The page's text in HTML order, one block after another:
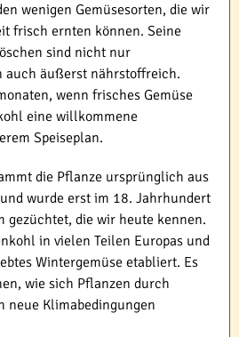
wenigen Gemüsesorten, die wir
frisch ernten können. Seine
sind nicht nur
auch äußerst nährstoffreich.
wenn frisches Gemüse
eine willkommene
Speiseplan.
die Pflanze ursprünglich aus
wurde erst im 18. Jahrhundert
gezüchtet, die wir heute kennen.
in vielen Teilen Europas und
Wintergemüse etabliert. Es
wie sich Pflanzen durch
neue Klimabedingungen